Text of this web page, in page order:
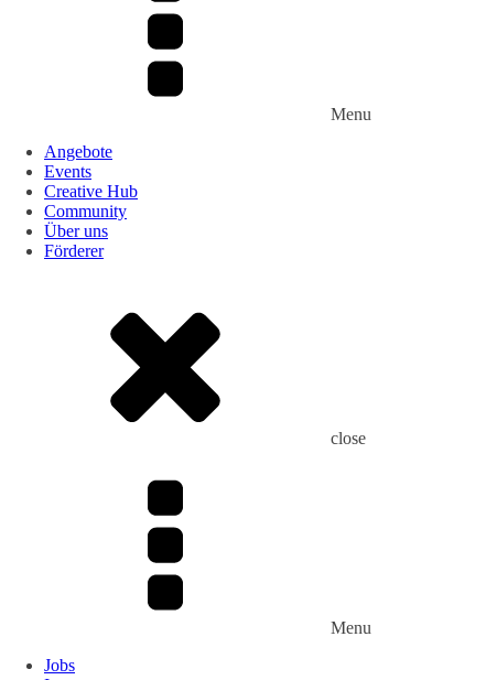
Menu
Angebote
Events
Creative Hub
Community
Über uns
Förderer
close
Menu
Jobs